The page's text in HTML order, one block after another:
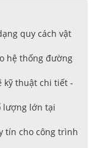
quy cách vật
hệ thống đường
kỹ thuật chi tiết -
lượng lớn tại
tín cho công trình